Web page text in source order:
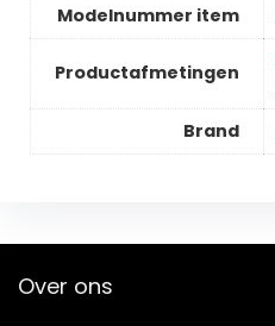
Modelnummer item
Productafmetingen
Brand
Over ons